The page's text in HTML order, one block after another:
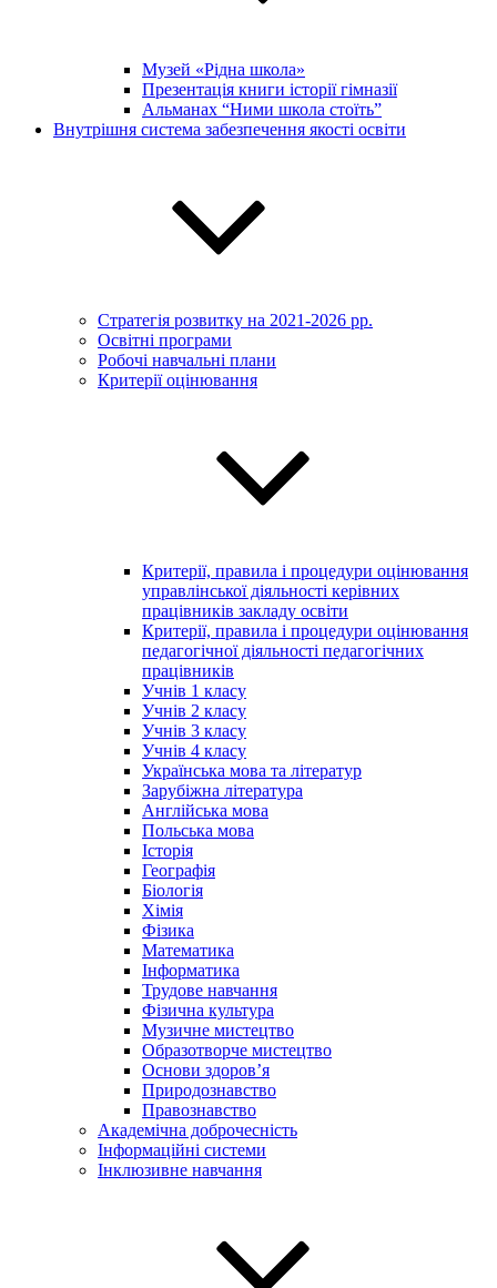
Музей «Рідна школа»
Презентація книги історії гімназії
Альманах “Ними школа стоїть”
Внутрішня система забезпечення якості освіти
Стратегія розвитку на 2021-2026 рр.
Освітні програми
Робочі навчальні плани
Критерії оцінювання
Критерії, правила і процедури оцінювання
управлінської діяльності керівних
працівників закладу освіти
Критерії, правила і процедури оцінювання
педагогічної діяльності педагогічних
працівників
Учнів 1 класу
Учнів 2 класу
Учнів 3 класу
Учнів 4 класу
Українська мова та літератур
Зарубіжна література
Англійська мова
Польська мова
Історія
Географія
Біологія
Хімія
Фізика
Математика
Інформатика
Трудове навчання
Фізична культура
Музичне мистецтво
Образотворче мистецтво
Основи здоров’я
Природознавство
Правознавство
Академічна доброчесність
Інформаційні системи
Інклюзивне навчання